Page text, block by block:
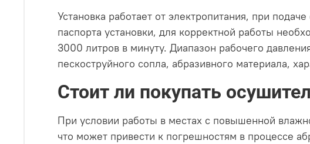
Установка работает от электропитания, при
паспорта установки, для корректной работы
3000 литров в минуту. Диапазон рабочего
пескоструйного сопла, абразивного материала,
Стоит ли покупать
При условии работы в местах с повышенной
что может привести к погрешностям в процессе